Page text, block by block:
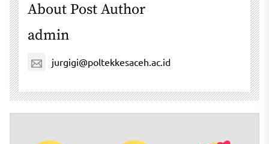
About Post Author
admin
jurgigi@poltekkesaceh.ac.id